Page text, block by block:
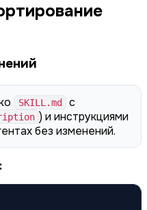
SKILL.md
с
) и инструкциями
без изменений.